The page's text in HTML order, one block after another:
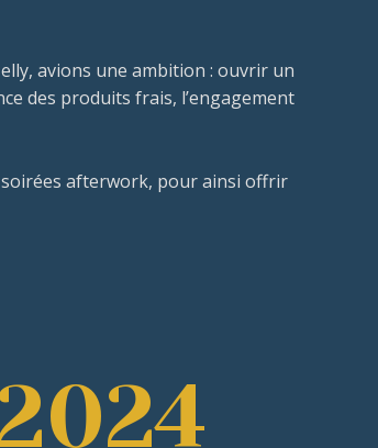
avions une ambition : ouvrir un
des produits frais, l’engagement
afterwork, pour ainsi offrir